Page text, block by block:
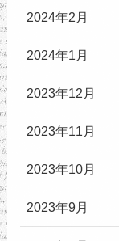
2024年2月
2024年1月
2023年12月
2023年11月
2023年10月
2023年9月